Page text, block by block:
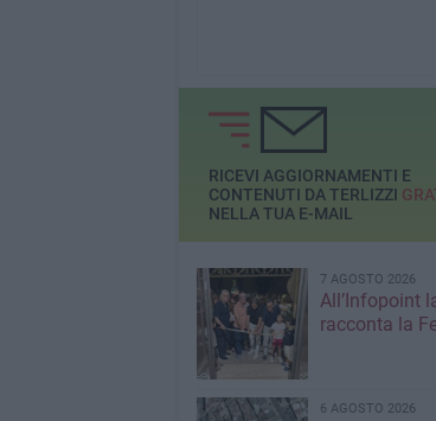
RICEVI AGGIORNAMENTI E
CONTENUTI DA TERLIZZI
NELLA TUA E-MAIL
7 AGOSTO 2026
All’Infopoint
racconta la
6 AGOSTO 2026